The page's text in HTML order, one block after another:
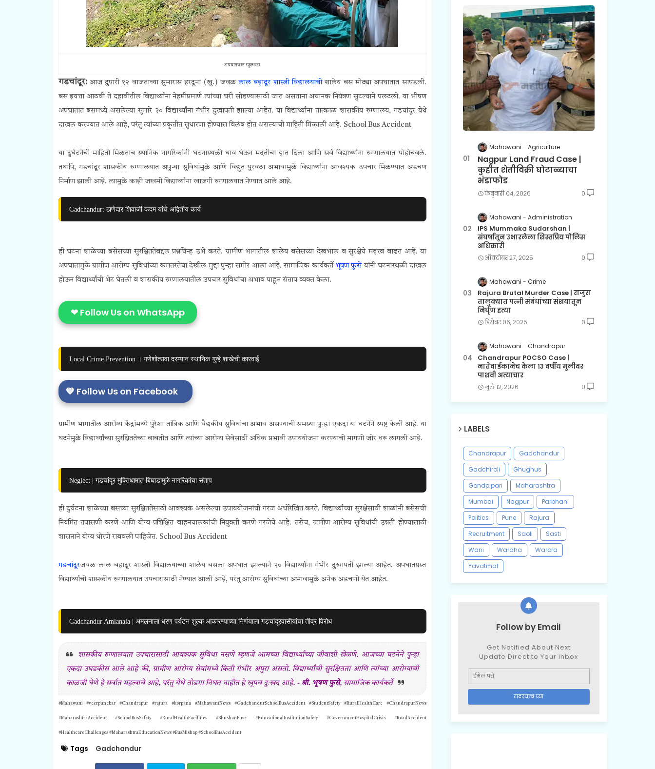
अपघातग्रस्त स्कूल बस
गडचांदूर:आज दुपारी १२ वाजताच्या सुमारास हरदूना (खु.) जवळलाल बहादूर शास्त्री विद्यालयाचीशालेय बस मोठ्या अपघातात सापडली.
बस इयत्ता आठवी ते दहावीतील विद्यार्थ्यांना नेहमीप्रमाणे त्यांच्या घरी सोडण्यासाठी जात असताना अचानक नियंत्रण सुटल्याने पलटली. या भीषण
अपघातात बसमध्ये असलेल्या सुमारे २० विद्यार्थ्यांना गंभीर दुखापती झाल्या आहेत. या विद्यार्थ्यांना तात्काळ शासकीय रुग्णालय, गडचांदूर येथे
दाखल करण्यात आले आहे, परंतु त्यांच्या प्रकृतीत सुधारणा होण्यास विलंब होत असल्याची माहिती मिळाली आहे. School Bus Accident
या दुर्घटनेची माहिती मिळताच स्थानिक नागरिकांनी घटनास्थळी धाव घेऊन मदतीचा हात दिला आणि सर्व विद्यार्थ्यांना रुग्णालयात पोहोचवले.
तथापि, गडचांदूर शासकीय रुग्णालयात अपुर्‍या सुविधांमुळे आणि विद्युत पुरवठा अभावामुळे विद्यार्थ्यांना आवश्यक उपचार मिळण्यात अडचण
निर्माण झाली आहे. त्यामुळे काही जखमी विद्यार्थ्यांना खाजगी रुग्णालयात नेण्यात आले आहे.
Gadchandur: ठाणेदार शिवाजी कदम यांचे अद्वितीय कार्य
ही घटना शाळेच्या बसेसच्या सुरक्षिततेबद्दल प्रश्नचिन्ह उभे करते. ग्रामीण भागातील शालेय बसेसच्या देखभाल व सुरक्षेचे महत्त्व वाढत आहे. या
अपघातामुळे ग्रामीण आरोग्य सुविधांच्या कमतरतेचा देखील मुद्दा पुन्हा समोर आला आहे. सामाजिक कार्यकर्तेभूषण फुसेयांनी घटनास्थळी दाखल
होऊन विद्यार्थ्यांची भेट घेतली व शासकीय रुग्णालयातील उपचार सुविधांचा अभाव पाहून संताप व्यक्त केला.
❤ Follow Us on WhatsApp
Local Crime Prevention । गणेशोत्सवा दरम्यान स्थानिक गुन्हे शाखेची कारवाई
💙 Follow Us on Facebook
ग्रामीण भागातील आरोग्य केंद्रांमध्ये पुरेशा तांत्रिक आणि वैद्यकीय सुविधांचा अभाव असण्याची समस्या पुन्हा एकदा या घटनेने स्पष्ट केली आहे. या
घटनेमुळे विद्यार्थ्यांच्या सुरक्षिततेच्या बाबतीत आणि त्यांच्या आरोग्य सेवेसाठी अधिक प्रभावी उपाययोजना करण्याची मागणी जोर धरू लागली आहे.
Neglect | गडचांदूर मुक्तिधामात बिघाडामुळे नागरिकांचा संताप
ही दुर्घटना शाळेच्या बसच्या सुरक्षिततेसाठी आवश्यक असलेल्या उपाययोजनांची गरज अधोरेखित करते. विद्यार्थ्यांच्या सुरक्षेसाठी शाळांनी बसेसची
नियमित तपासणी करणे आणि योग्य प्रशिक्षित वाहनचालकांची नियुक्ती करणे गरजेचे आहे. तसेच, ग्रामीण आरोग्य सुविधांची उन्नती होण्यासाठी
शासनाने योग्य धोरणे राबवली पाहिजेत. School Bus Accident
गडचांदूरजवळ लाल बहादूर शास्त्री विद्यालयाच्या शालेय बसला अपघात झाल्याने २० विद्यार्थ्यांना गंभीर दुखापती झाल्या आहेत. अपघातग्रस्त
विद्यार्थ्यांची शासकीय रुग्णालयात उपचारासाठी नेण्यात आली आहे, परंतु आरोग्य सुविधांच्या अभावामुळे अनेक अडचणी येत आहेत.
Gadchandur Amlanala | अमलनाला धरण पर्यटन शुल्क आकारण्याच्या निर्णयाला गडचांदूरवासीयांचा तीव्र विरोध
शासकीय रुग्णालयात उपचारासाठी आवश्यक सुविधा नसणे म्हणजे आमच्या विद्यार्थ्यांच्या जीवाशी खेळणे. आजच्या घटनेने पुन्हा
एकदा उघडकीस आले आहे की, ग्रामीण आरोग्य सेवांमध्ये किती गंभीर अपुरा असतो. विद्यार्थ्यांची सुरक्षितता आणि त्यांच्या आरोग्याची
काळजी घेणे हे सर्वात महत्वाचे आहे, परंतु येथे तोडगा निघत नाहीत हे खूपच दुःखद आहे. - श्री. भूषण फुसे, सामाजिक कार्यकर्ते
#Mahawani #veerpunekar #Chandrapur #rajura #korpana #MahawaniNews #GadchandurSchoolBusAccident #StudentSafety #RuralHealthCare #ChandrapurNews
#MaharashtraAccident #SchoolBusSafety #RuralHealthFacilities #BhushanFuse #EducationalInstitutionSafety #GovernmentHospitalCrisis #RoadAccident
#HealthcareChallenges #MaharashtraEducationNews #BusMishap #SchoolBusAccident
Tags Gadchandur
Mahawani Agriculture
Nagpur Land Fraud Case |
कुहीत शेतीविक्री घोटाळ्याचा
भंडाफोड
फेब्रुवारी ०४, २०२६ 0
Mahawani Administration
IPS Mummaka Sudarshan |
संघर्षातून उभारलेला शिस्तप्रिय पोलिस
अधिकारी
ऑक्टोबर २७, २०२५ 0
Mahawani Crime
Rajura Brutal Murder Case | राजुरा
तालुक्यात पत्नी संबंधांच्या संशयातून
निर्घृण हत्या
डिसेंबर ०६, २०२५ 0
Mahawani Chandrapur
Chandrapur POCSO Case |
नातेवाईकानेच केला १३ वर्षीय मुलीवर
पाशवी अत्याचार
जुलै १२, २०२६ 0
LABELS
Chandrapur
Gadchandur
Gadchiroli
Ghughus
Gondpipari
Maharashtra
Mumbai
Nagpur
Parbhani
Politics
Pune
Rajura
Recruitment
Saoli
Sasti
Wani
Wardha
Warora
Yavatmal
Follow by Email
Get Notified About Next
Update Direct to Your inbox